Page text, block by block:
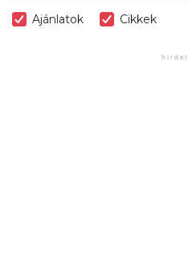
Ajánlatok Cikkek